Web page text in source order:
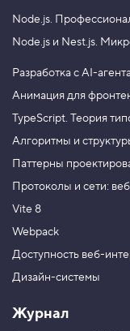
Node.js.
Node.js и Nest.js.
Разработка с AI-
Анимация для
TypeScript. Теория
Алгоритмы и
Паттерны
Протоколы и сети:
Vite 8
Webpack
Доступность веб-
Дизайн-системы
Журнал